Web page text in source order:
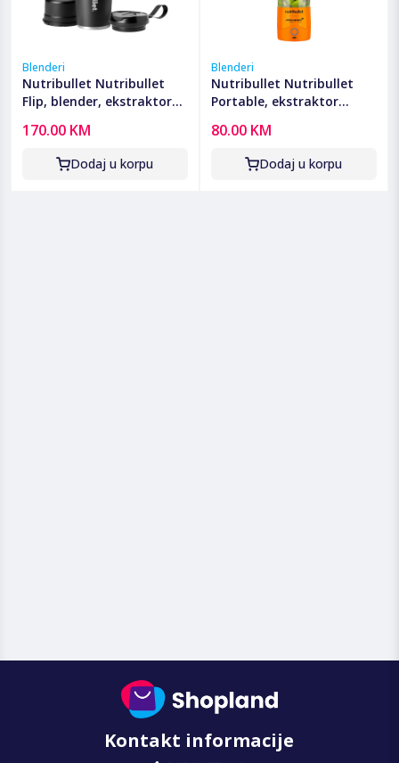
Blenderi
Nutribullet Nutribullet
Flip, blender, ekstraktor
NBP016B FLIP
170.00 KM
Dodaj u korpu
Blenderi
Nutribullet Nutribullet
Portable, ekstraktor
- NBP003PA-MC
80.00 KM
Dodaj u korpu
Kontakt informacije